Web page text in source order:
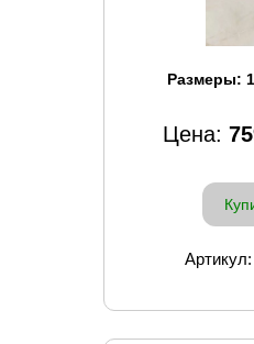
Размеры:
Цена: